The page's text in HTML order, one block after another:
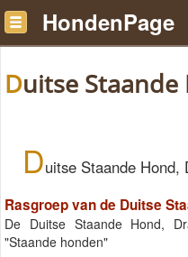
HondenPage
Duitse
Duitse Staande Hond,
Rasgroep van de Duitse
De Duitse Staande Hond,
"Staande honden"